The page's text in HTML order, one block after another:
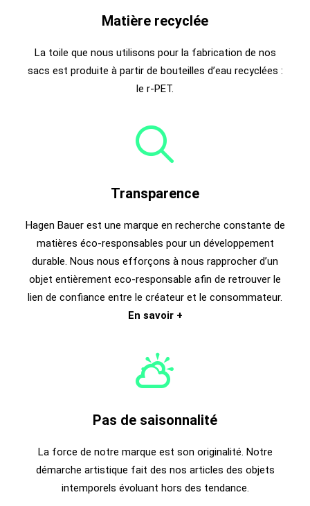
Matière recyclée
La toile que nous utilisons pour la fabrication de nos
sacs est produite à partir de bouteilles d’eau recyclées :
le r-PET.
Transparence
Hagen Bauer est une marque en recherche constante de
matières éco-responsables pour un développement
durable. Nous nous efforçons à nous rapprocher d’un
objet entièrement eco-responsable afin de retrouver le
lien de confiance entre le créateur et le consommateur.
En savoir +
Pas de saisonnalité
La force de notre marque est son originalité. Notre
démarche artistique fait des nos articles des objets
intemporels évoluant hors des tendance.